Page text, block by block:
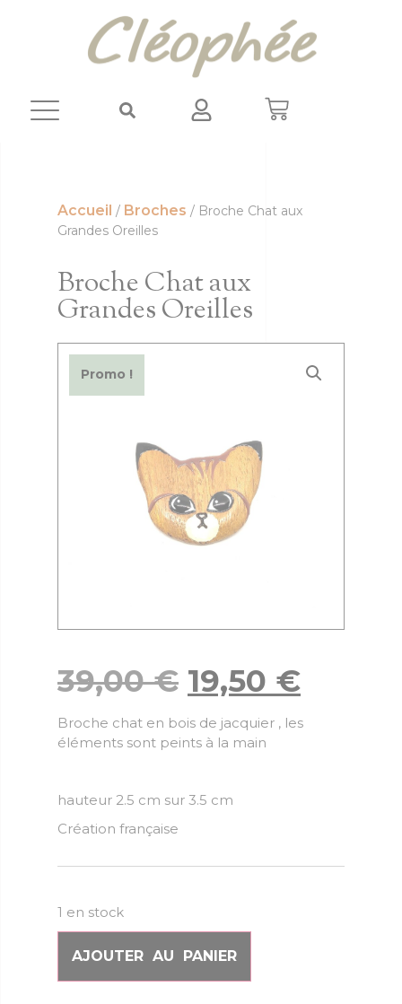
Accueil / Broches / Broche Chat aux
Grandes Oreilles
Broche Chat aux
Grandes Oreilles
Promo !
39,00€ 19,50 €
Broche chat en bois de jacquier , les
éléments sont peints à la main
hauteur 2.5 cm sur 3.5 cm
Création française
1 en stock
AJOUTER AU PANIER